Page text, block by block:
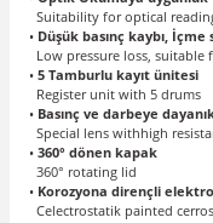
Suitability for optical
• Düşük basınç kaybı,
Low pressure loss,
• 5 Tamburlu kayıt ünitesi
Register unit with 5 drums
• Basınç ve darbeye
Special lens withhigh
• 360° dönen kapak
360° rotating lid
• Korozyona dirençli
Celectrostatik painted